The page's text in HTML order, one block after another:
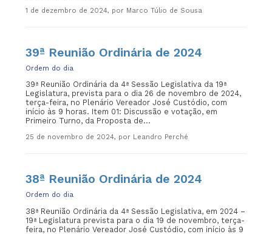
1 de dezembro de 2024, por Marco Túlio de Sousa
39ª Reunião Ordinária de 2024
Ordem do dia
39ª Reunião Ordinária da 4ª Sessão Legislativa da 19ª
Legislatura, prevista para o dia 26 de novembro de 2024,
terça-feira, no Plenário Vereador José Custódio, com
início às 9 horas. Item 01: Discussão e votação, em
Primeiro Turno, da Proposta de...
25 de novembro de 2024, por Leandro Perché
38ª Reunião Ordinária de 2024
Ordem do dia
38ª Reunião Ordinária da 4ª Sessão Legislativa, em 2024 –
19ª Legislatura prevista para o dia 19 de novembro, terça-
feira, no Plenário Vereador José Custódio, com início às 9